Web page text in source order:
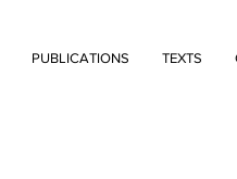
PUBLICATIONS TEXTS